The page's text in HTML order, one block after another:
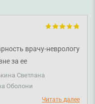
врачу-неврологу
за ее
дней меня
которой было тяжело
но никто
Светлана
Оболони
Читать далее